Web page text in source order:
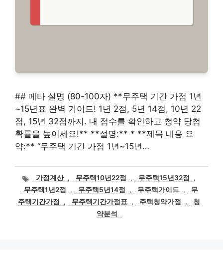
## 메타 설명 (80-100자) **무주택 기간 가점 1년
~15년표 완벽 가이드! 1년 2점, 5년 14점, 10년 22
점, 15년 32점까지. 내 점수를 확인하고 청약 당첨
확률을 높이세요!** **설명:** * **제목 내용 요
약:** “무주택 기간 가점 1년~15년…
태
그
가점계산 , 무주택10년22점 , 무주택15년32점
,
무주택1년2점
, 무주택5년14점 , 무주택가이드 ,
무
주택기간가점
, 무주택기간가점표 , 주택청약가점 ,
청
약분석